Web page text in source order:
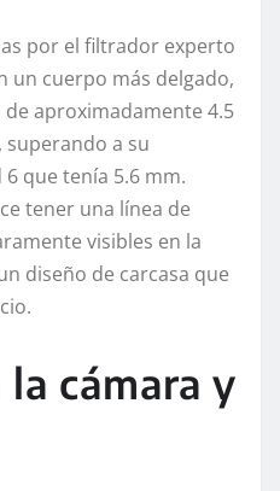
por el filtrador experto
un cuerpo más delgado,
aproximadamente 4.5
a su
6 que tenía 5.6 mm.
tener una línea de
visibles en la
diseño de carcasa que
cámara y